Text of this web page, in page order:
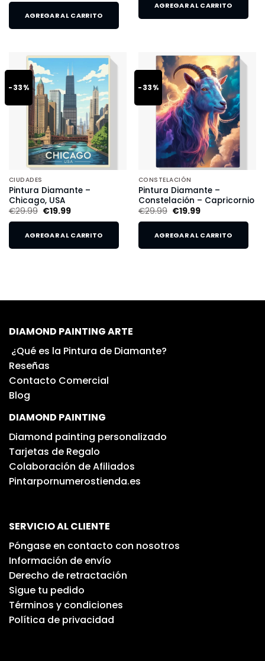
AGREGAR AL CARRITO
AGREGAR AL CARRITO
-33%
CIUDADES
Pintura Diamante –
Chicago, USA
€29.99 €19.99
AGREGAR AL CARRITO
-33%
CONSTELACIÓN
Pintura Diamante –
Constelación – Capricornio
€29.99 €19.99
AGREGAR AL CARRITO
DIAMOND PAINTING ARTE
¿Qué es la Pintura de Diamante?
Reseñas
Contacto Comercial
Blog
DIAMOND PAINTING
Diamond painting personalizado
Tarjetas de Regalo
Colaboración de Afiliados
Pintarpornumerostienda.es
SERVICIO AL CLIENTE
Póngase en contacto con nosotros
Información de envío
Derecho de retractación
Sigue tu pedido
Términos y condiciones
Política de privacidad